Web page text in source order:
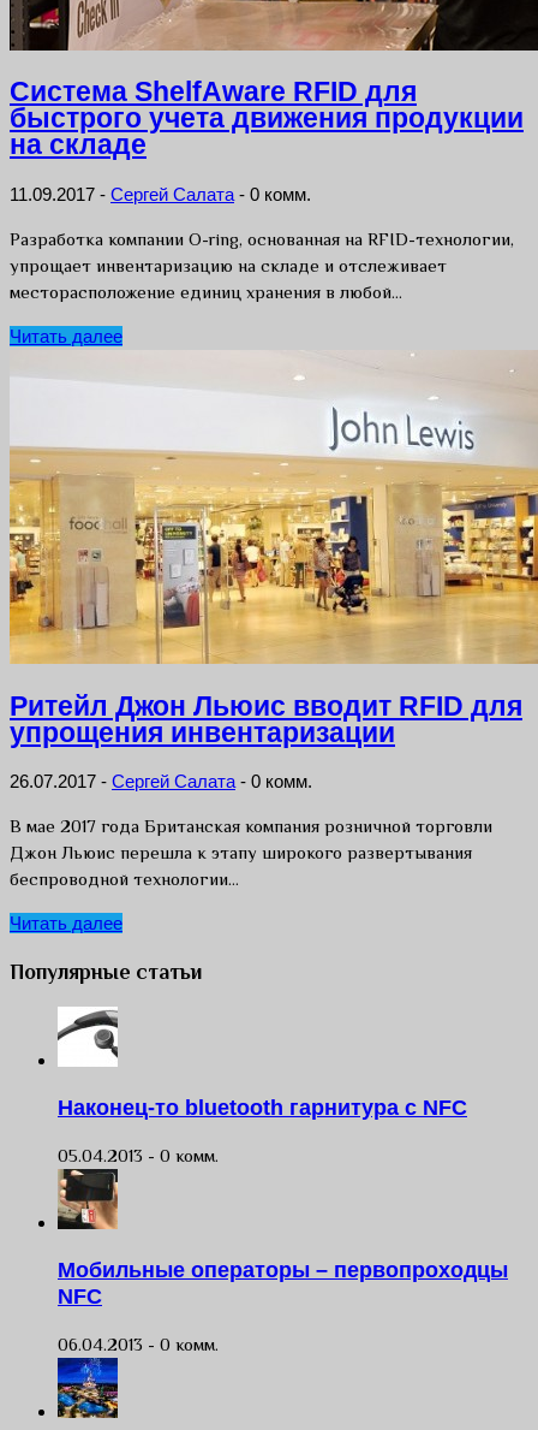
Система ShelfAware RFID для
быстрого учета движения продукции
на складе
11.09.2017 - Сергей Салата - 0 комм.
Разработка компании O-ring, основанная на RFID-технологии,
упрощает инвентаризацию на складе и отслеживает
месторасположение единиц хранения в любой…
Читать далее
Ритейл Джон Льюис вводит RFID для
упрощения инвентаризации
26.07.2017 - Сергей Салата - 0 комм.
В мае 2017 года Британская компания розничной торговли
Джон Льюис перешла к этапу широкого развертывания
беспроводной технологии…
Читать далее
Популярные статьи
Наконец-то bluetooth гарнитура с NFC
05.04.2013 - 0 комм.
Мобильные операторы – первопроходцы
NFC
06.04.2013 - 0 комм.